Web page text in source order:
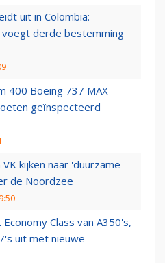
uit in Colombia:
voegt derde bestemming
400 Boeing 737 MAX-
geïnspecteerd
kijken naar 'duurzame
de Noordzee
Class van A350's,
uit met nieuwe